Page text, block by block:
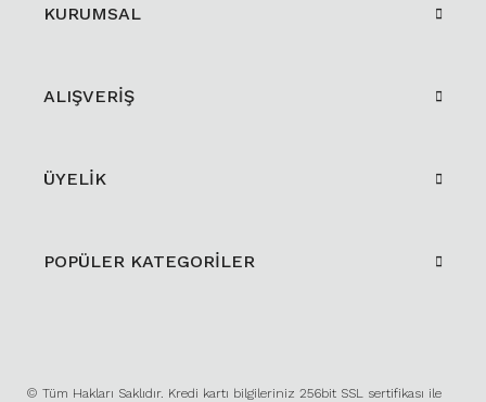
KURUMSAL
ALIŞVERİŞ
ÜYELİK
POPÜLER KATEGORİLER
© Tüm Hakları Saklıdır. Kredi kartı bilgileriniz 256bit SSL sertifikası ile